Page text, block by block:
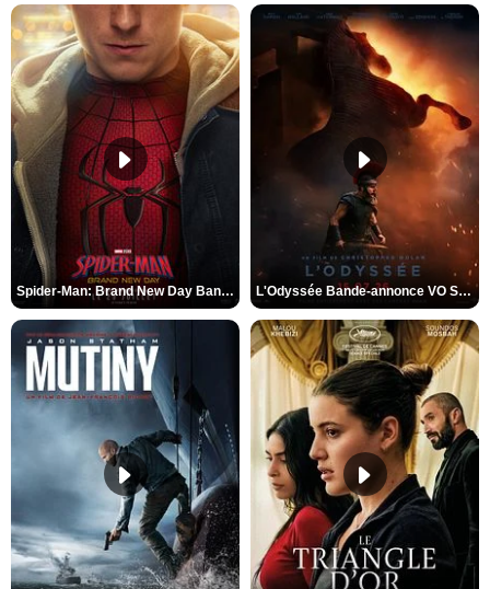
Spider-Man: Brand New Day Bande-annonce VO STFR L'Odyssée Bande-annonce VO STFR